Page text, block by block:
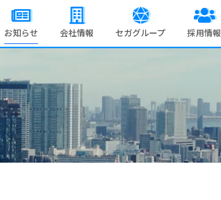
お知らせ 会社情報 セガグループ 採用情報